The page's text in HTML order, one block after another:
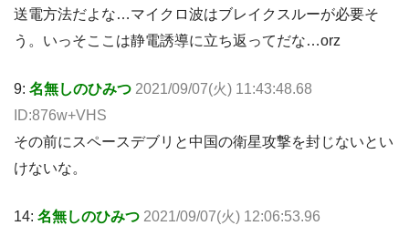
送電方法だよな…マイクロ波はブレイクスルーが必要そ
う。いっそここは静電誘導に立ち返ってだな…orz
9: 名無しのひみつ 2021/09/07(火) 11:43:48.68
ID:876w+VHS
その前にスペースデブリと中国の衛星攻撃を封じないとい
けないな。
14: 名無しのひみつ 2021/09/07(火) 12:06:53.96